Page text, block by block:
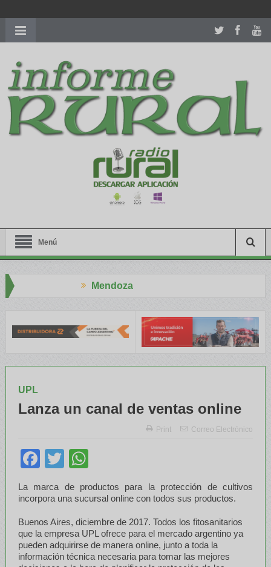
richardmillereplica
women.patekphilippe.tofor sale in usa recognized command with
dining room table ceremony. welcome to our
perfectwatches.is
shop. best youngsexdoll.comwith professional customer
services. 1: 1 design high
https://reallydiamond.com/
Menú
Mendoza
UPL
Lanza un canal de ventas online
Print Correo Electrónico
Facebook
Twitter
La marca de productos para la protección de cultivos
incorpora una sucursal online con todos sus productos.
Buenos Aires, diciembre de 2017. Todos los fitosanitarios
que la empresa UPL ofrece para el mercado argentino ya
pueden adquirirse de manera online, junto a toda la
información técnica necesaria para tomar las mejores